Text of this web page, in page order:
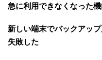
急に利用できなくなった
新しい端末でバックアッ
失敗した